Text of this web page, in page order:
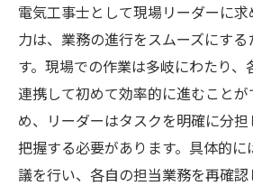
電気工事士として現場リーダーに
力は、業務の進行をスムーズにす
す。現場での作業は多岐にわたり
連携して初めて効率的に進むことが
め、リーダーはタスクを明確に分
把握する必要があります。具体的
議を行い、各自の担当業務を再確